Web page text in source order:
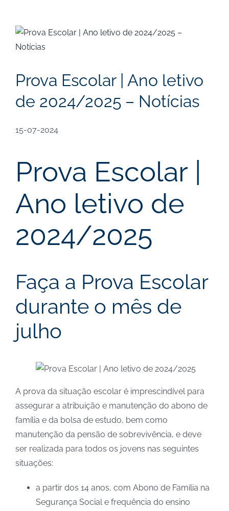
View
Larger
Prova Escolar | Ano letivo
de 2024/2025 – Notícias
15-07-2024
Prova Escolar |
Ano letivo de
2024/2025
Faça a Prova Escolar
durante o mês de
julho
A prova da situação escolar é imprescindível para
assegurar a atribuição e manutenção do abono de
família e da bolsa de estudo, bem como
manutenção da pensão de sobrevivência, e deve
ser realizada para todos os jovens nas seguintes
situações:
a partir dos 14 anos, com Abono de Família na
Segurança Social e frequência do ensino